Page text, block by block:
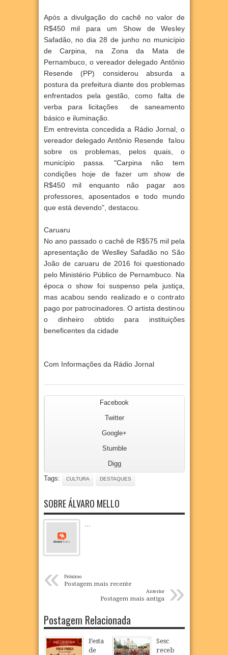
Após a divulgação do cachê no valor de
R$450 mil para um Show de Wesley
Safadão, no dia 28 de junho no município
de Carpina, na Zona da Mata de
Pernambuco, o vereador delegado Antônio
Resende (PP) considerou absurda a
postura da prefeitura diante dos problemas
enfrentados pela gestão, como falta de
verba para licitações de saneamento
básico e iluminação.
Em entrevista concedida a Rádio Jornal, o
vereador delegado Antônio Resende falou
sobre os problemas, pelos quais, o
município passa. "Carpina não tem
condições hoje de fazer um show de
R$450 mil enquanto não pagar aos
professores, aposentados e todo mundo
que está devendo", destacou.
Caruaru
No ano passado o cachê de R$575 mil pela
apresentação de Weslley Safadão no São
João de caruaru de 2016 foi questionado
pelo Ministério Público de Pernambuco. Na
época o show foi suspenso pela justiça,
mas acabou sendo realizado e o contrato
pago por patrocinadores. O artista destinou
o dinheiro obtido para instituições
beneficentes da cidade
Com Informações da Rádio Jornal
Facebook
Twitter
Google+
Stumble
Digg
Tags:
CULTURA DESTAQUES
SOBRE ÁLVARO MELLO
...
« Próximo
Postagem mais recente »
Anterior
Postagem mais antiga
Postagem Relacionada
Festa
de
Sesc
receb